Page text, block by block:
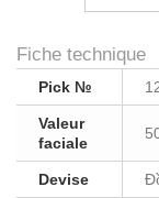
Fiche technique
Pick №
Valeur
faciale
Devise